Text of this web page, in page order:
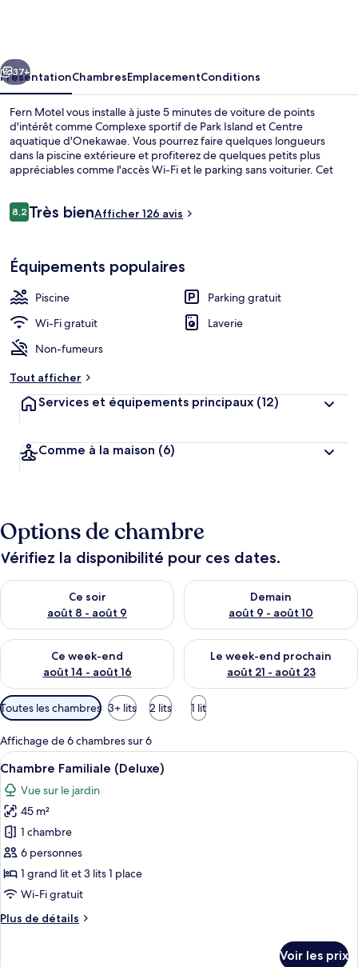
Suivant
37+
PrésentationChambresEmplacementConditions
Fern Motel vous installe à juste 5 minutes de voiture de points
d'intérêt comme Complexe sportif de Park Island et Centre
aquatique d'Onekawae. Vous pourrez faire quelques longueurs
dans la piscine extérieure et profiterez de quelques petits plus
appréciables comme l'accès Wi-Fi et le parking sans voiturier. Cet
réfrigérateur et un micro-ondes.
Avis
voyageurs
8,28,2 sur 10
Très bienAfficher 126 avis
Équipements populaires
Piscine
Parking gratuit
Wi-Fi gratuit
Laverie
Non-fumeurs
Tout afficher
Services et équipements principaux (12)
Comme à la maison (6)
Options de chambre
Vérifiez la disponibilité pour ces dates.
Ce soir
août 8 - août 9
Vérifier la disponibilité pour ce soir août 8 - août 9
Demain
août 9 - août 10
Vérifier la disponibilité pour
Ce week-end
août 14 - août 16
Vérifier la disponibilité pour ce week-end août 14 - août 16
Le week-end prochain
août 21 - août 23
Vérifier la disponibilité pour
Filtres
disponibles
pour
les
chambres
Toutes les chambres 3+ lits 2 lits 1 lit
Affichage de 6 chambres sur 6
Afficher
toutes
les
photos
pour
ce
type
de
chambre :
Chambre
Chambre Familiale (Deluxe) |
4
Chambre Familiale (Deluxe)
Vue sur le jardin
45 m²
1 chambre
6 personnes
1 grand lit et 3 lits 1 place
Wi-Fi gratuit
Plus de détails
Plus
Voir les prix